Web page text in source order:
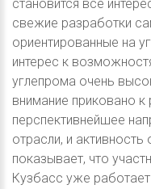
становится все
свежие разработки
ориентированные на
интерес к
углепрома очень
внимание приковано к
перспективнейшее
отрасли, и
показывает, что
Кузбасс уже